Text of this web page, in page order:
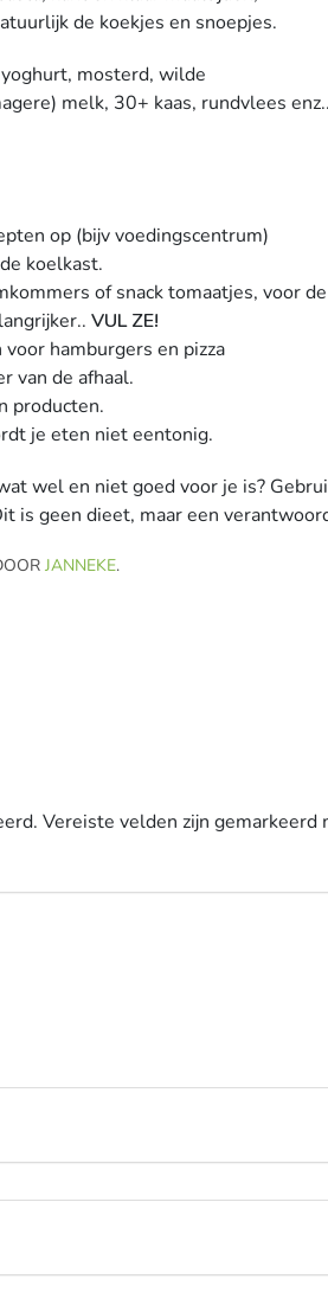
de koekjes en snoepjes.
mosterd, wilde
melk, 30+ kaas, rundvlees enz..
op (bijv voedingscentrum)
koelkast.
of snack tomaatjes, voor
VUL ZE!
hamburgers en pizza
van de afhaal.
producten.
je eten niet eentonig.
wel en niet goed voor je is?
is geen dieet, maar een
JANNEKE.
Vereiste velden zijn gemarkeerd